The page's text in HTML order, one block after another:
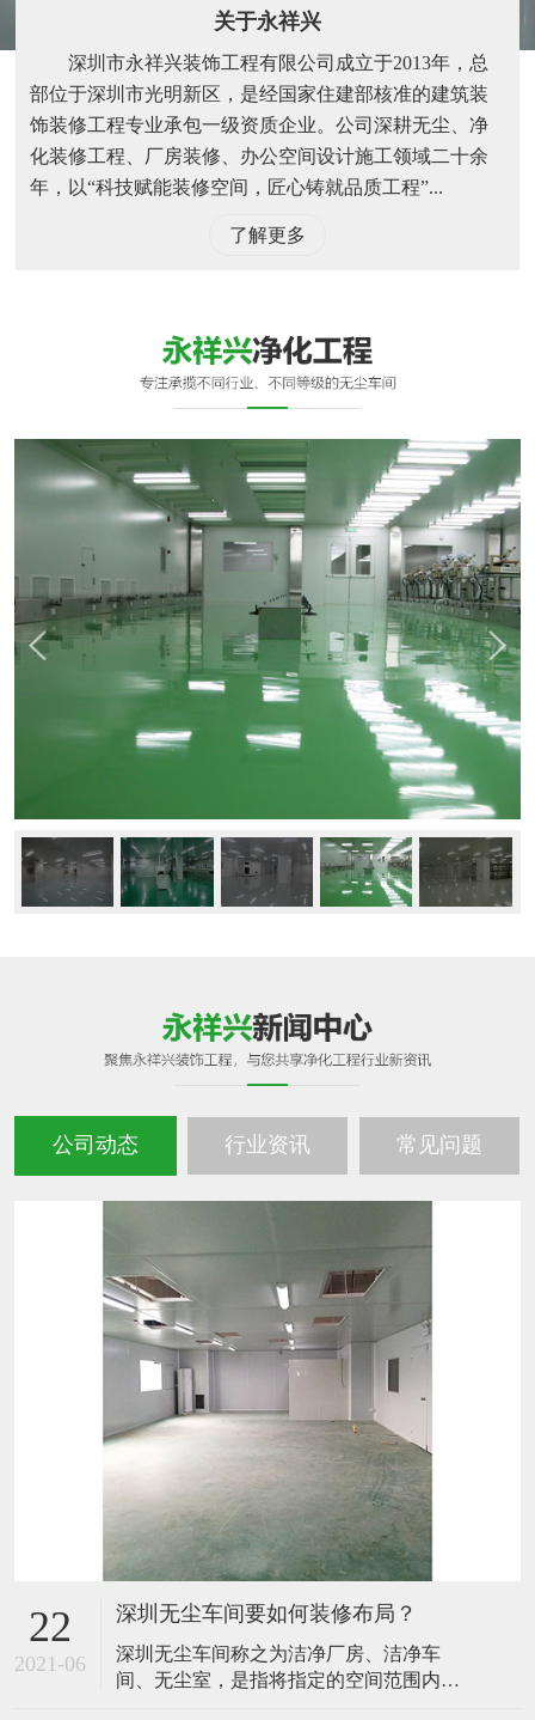
关于永祥兴
深圳市永祥兴装饰工程有限公司成立于2013年，总
部位于深圳市光明新区，是经国家住建部核准的建筑装
饰装修工程专业承包一级资质企业。公司深耕无尘、净
化装修工程、厂房装修、办公空间设计施工领域二十余
年，以“科技赋能装修空间，匠心铸就品质工程”...
了解更多
公司动态 行业资讯 常见问题
22
2021-06
深圳无尘车间要如何装修布局？
深圳无尘车间称之为洁净厂房、洁净车
间、无尘室，是指将指定的空间范围内空